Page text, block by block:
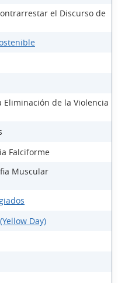
el Discurso de
de la Violencia
Falciforme
Muscular
Day)